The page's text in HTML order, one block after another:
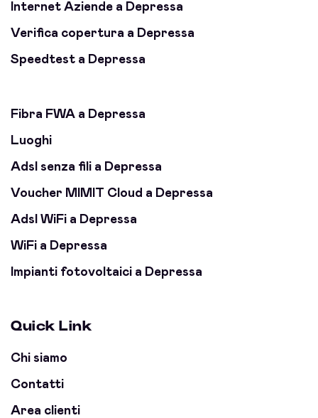
Internet Aziende a Depressa
Verifica copertura a Depressa
Speedtest a Depressa
Fibra FWA a Depressa
Luoghi
Adsl senza fili a Depressa
Voucher MIMIT Cloud a Depressa
Adsl WiFi a Depressa
WiFi a Depressa
Impianti fotovoltaici a Depressa
Quick Link
Chi siamo
Contatti
Area clienti